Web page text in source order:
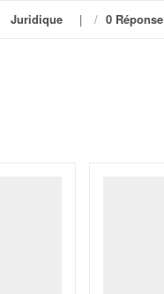
Juridique / 0 Réponse